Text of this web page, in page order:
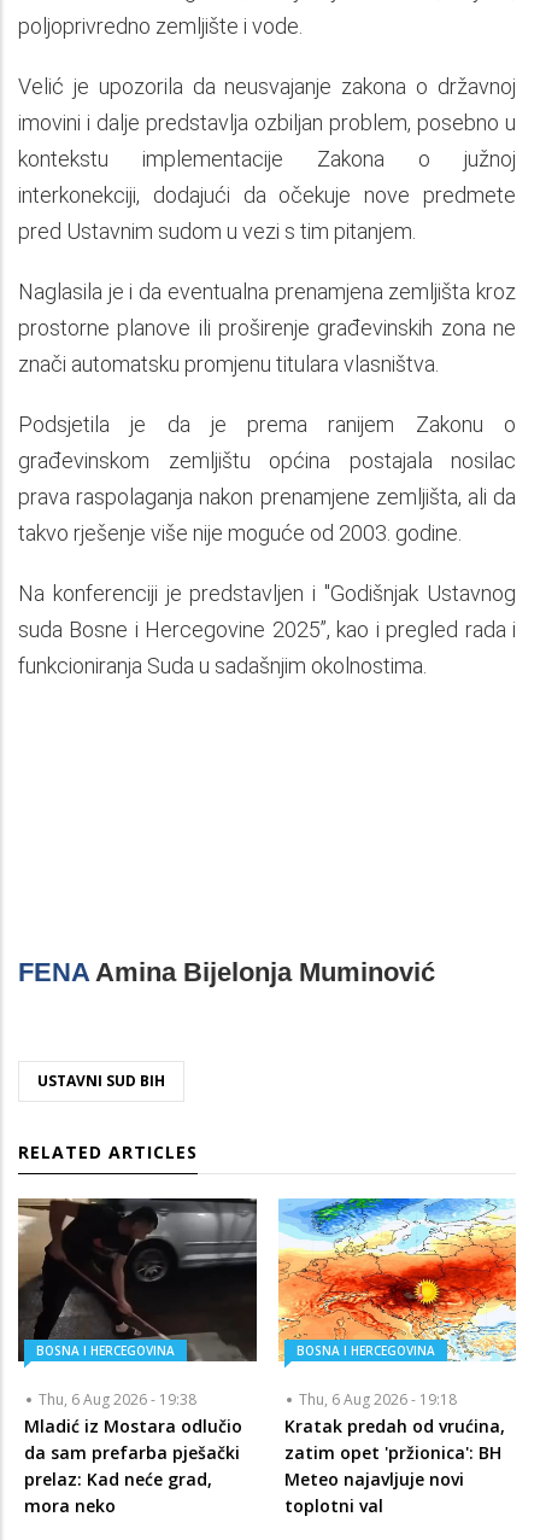
poljoprivredno zemljište i vode.
Velić je upozorila da neusvajanje zakona o državnoj
imovini i dalje predstavlja ozbiljan problem, posebno u
kontekstu implementacije Zakona o južnoj
interkonekciji, dodajući da očekuje nove predmete
pred Ustavnim sudom u vezi s tim pitanjem.
Naglasila je i da eventualna prenamjena zemljišta kroz
prostorne planove ili proširenje građevinskih zona ne
znači automatsku promjenu titulara vlasništva.
Podsjetila je da je prema ranijem Zakonu o
građevinskom zemljištu općina postajala nosilac
prava raspolaganja nakon prenamjene zemljišta, ali da
takvo rješenje više nije moguće od 2003. godine.
Na konferenciji je predstavljen i "Godišnjak Ustavnog
suda Bosne i Hercegovine 2025”, kao i pregled rada i
funkcioniranja Suda u sadašnjim okolnostima.
FENA Amina Bijelonja Muminović
USTAVNI SUD BIH
RELATED ARTICLES
BOSNA I HERCEGOVINA
Thu, 6 Aug 2026 - 19:38
Mladić iz Mostara odlučio
da sam prefarba pješački
prelaz: Kad neće grad,
mora neko
BOSNA I HERCEGOVINA
Thu, 6 Aug 2026 - 19:18
Kratak predah od vrućina,
zatim opet 'pržionica': BH
Meteo najavljuje novi
toplotni val